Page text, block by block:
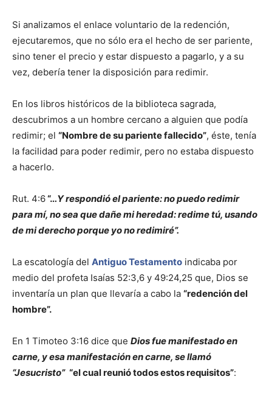
Si analizamos el enlace voluntario de la redención,
ejecutaremos, que no sólo era el hecho de ser pariente,
sino tener el precio y estar dispuesto a pagarlo, y a su
vez, debería tener la disposición para redimir.
En los libros históricos de la biblioteca sagrada,
descubrimos a un hombre cercano a alguien que podía
redimir; el “Nombre de su pariente fallecido”, éste, tenía
la facilidad para poder redimir, pero no estaba dispuesto
a hacerlo.
Rut. 4:6“…Y respondió el pariente: no puedo redimir
para mí, no sea que dañe mi heredad: redime tú, usando
de mi derecho porque yo no redimiré”.
La escatología del Antiguo Testamento indicaba por
medio del profeta Isaías 52:3,6 y 49:24,25 que, Dios se
inventaría un plan que llevaría a cabo la “redención del
hombre”.
En 1 Timoteo 3:16 dice que Dios fue manifestado en
carne, y esa manifestación en carne, se llamó
“Jesucristo” “el cual reunió todos estos requisitos”: